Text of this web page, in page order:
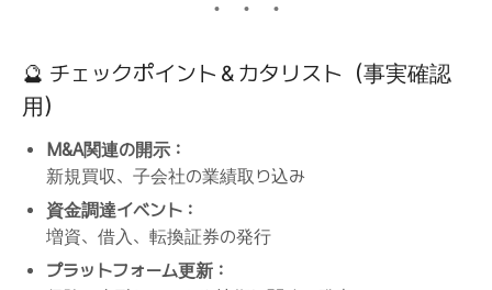
🔮 チェックポイント＆カタリスト（事実確認
用）
M&A関連の開示：
新規買収、子会社の業績取り込み
資金調達イベント：
増資、借入、転換証券の発行
プラットフォーム更新：